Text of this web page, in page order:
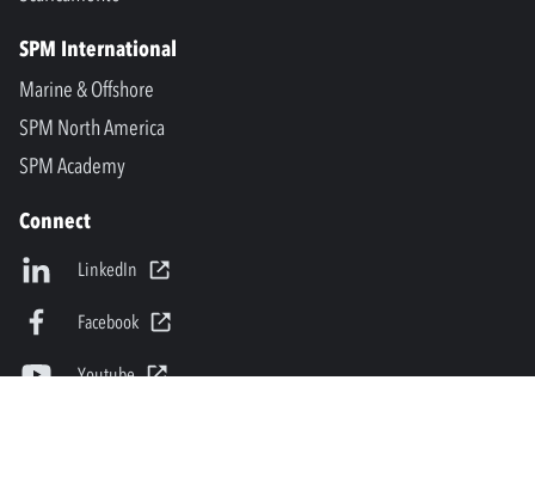
SPM International
Marine & Offshore
SPM North America
SPM Academy
Connect
LinkedIn
Facebook
Youtube